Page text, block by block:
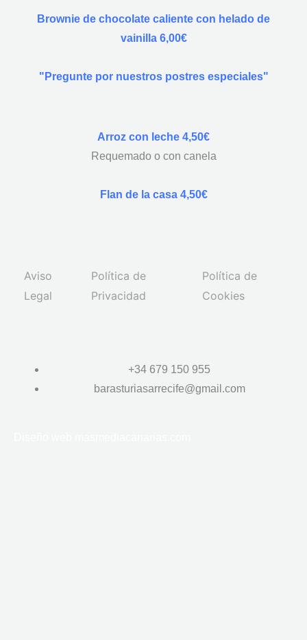
Brownie de chocolate caliente con helado de
vainilla 6,00€
"Pregunte por nuestros postres especiales"
Arroz con leche 4,50€
Requemado o con canela
Flan de la casa 4,50€
Aviso
Legal
Política de
Privacidad
Política de
Cookies
+34 679 150 955
barasturiasarrecife@gmail.com